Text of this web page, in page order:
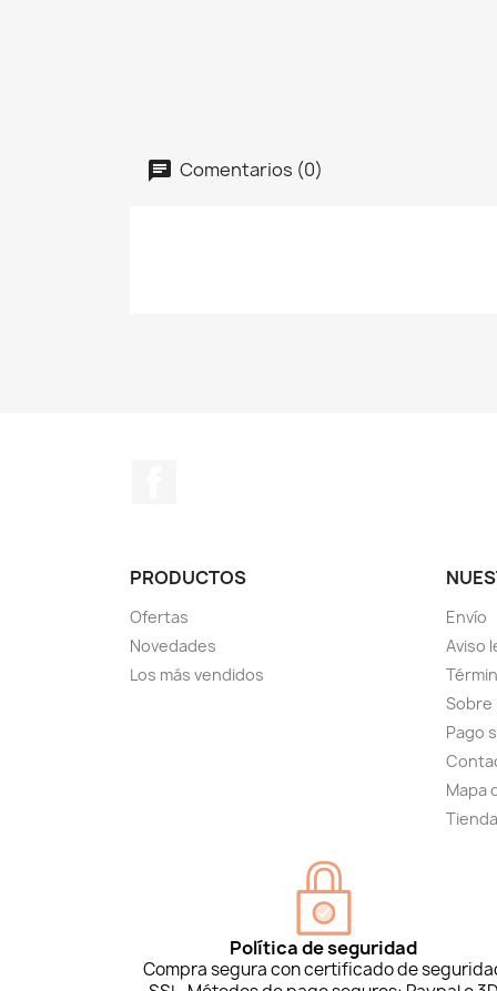
Comentarios (0)
PRODUCTOS
Ofertas
Novedades
Los más vendidos
Envío
Aviso
Pago
Mapa
Política de seguridad
Compra segura con certificado de